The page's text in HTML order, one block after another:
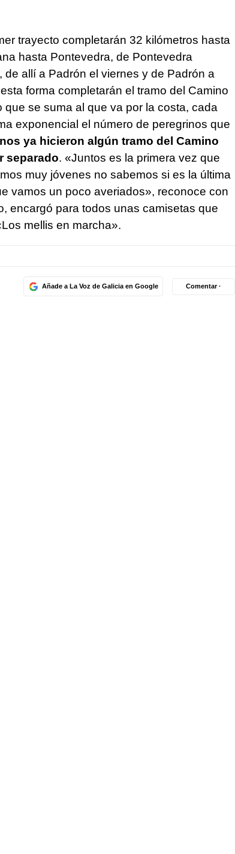
trayecto completarán 32 kilómetros hasta
hasta Pontevedra, de Pontevedra
de allí a Padrón el viernes y de Padrón a
forma completarán el tramo del Camino
se suma al que va por la costa, cada
exponencial el número de peregrinos que
ya hicieron algún tramo del Camino
separado. «Juntos es la primera vez que
muy jóvenes no sabemos si es la última
vamos un poco averiados», reconoce con
encargó para todos unas camisetas que
mellis en marcha».
Añade a La Voz de Galicia en Google Comentar ·